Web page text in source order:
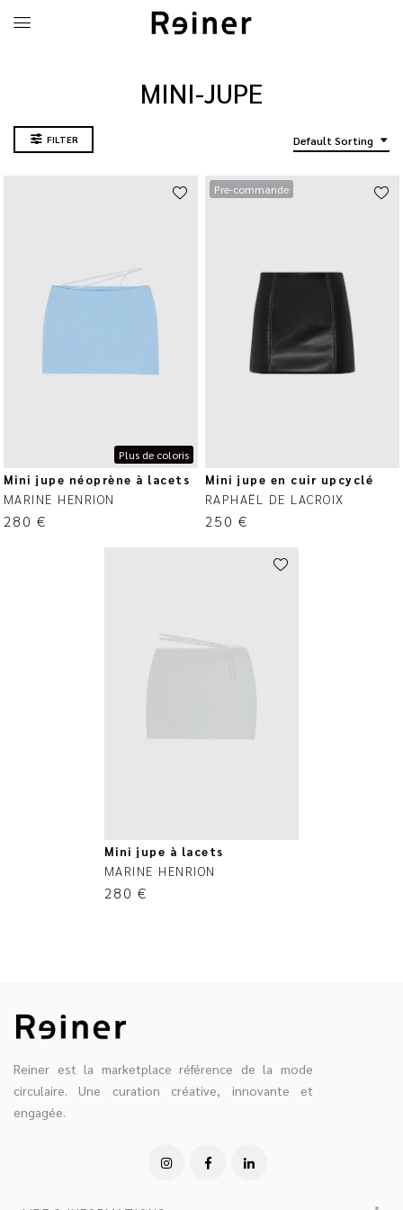
MINI-JUPE
FILTER Default Sorting
Plus de coloris
Mini jupe néoprène à lacets
MARINE HENRION
280 €
Pre-commande
Mini jupe en cuir upcyclé
RAPHAËL DE LACROIX
250 €
Mini jupe à lacets
MARINE HENRION
280 €
Reiner est la marketplace référence de la mode
circulaire. Une curation créative, innovante et
engagée.